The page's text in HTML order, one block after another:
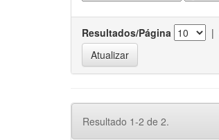
Resultados/Página |
Resultado 1-2 de 2.